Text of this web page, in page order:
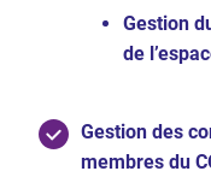
Gestion
de
Gestion des
membres du